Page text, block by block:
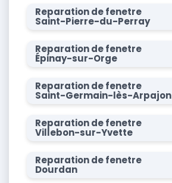
Reparation de fenetre
Saint-Pierre-du-Perray
Reparation de fenetre
Épinay-sur-Orge
Reparation de fenetre
Saint-Germain-lès-Arpajon
Reparation de fenetre
Villebon-sur-Yvette
Reparation de fenetre
Dourdan